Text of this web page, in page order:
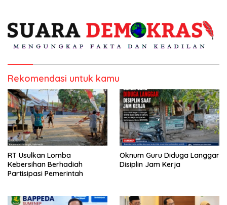
Rekomendasi untuk kamu
RT Usulkan Lomba
Kebersihan Berhadiah
Partisipasi Pemerintah
Oknum Guru Diduga Langgar
Disiplin Jam Kerja